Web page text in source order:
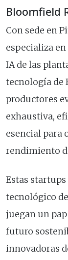
Bloomfield
Con sede en
especializa
IA de las
tecnología de
productores
exhaustiva,
esencial para
rendimiento
Estas
tecnológico
juegan un
futuro
innovadoras